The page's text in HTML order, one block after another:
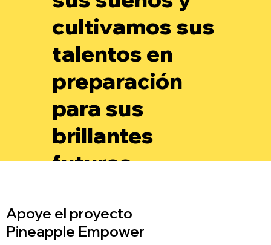
cultivamos sus
talentos en
preparación
para sus
brillantes
futuros.
Apoye el proyecto
Pineapple Empower